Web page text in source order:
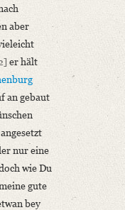
aber
er hält
an gebaut
nur eine
wie Du
gute
bey